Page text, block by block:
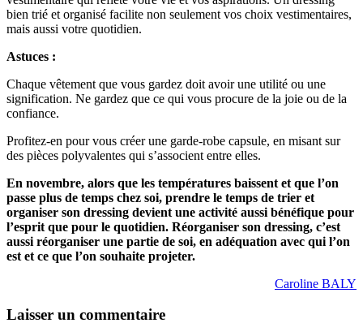
bien trié et organisé facilite non seulement vos choix vestimentaires,
mais aussi votre quotidien.
Astuces :
Chaque vêtement que vous gardez doit avoir une utilité ou une
signification. Ne gardez que ce qui vous procure de la joie ou de la
confiance.
Profitez-en pour vous créer une garde-robe capsule, en misant sur
des pièces polyvalentes qui s’associent entre elles.
En novembre, alors que les températures baissent et que l’on
passe plus de temps chez soi, prendre le temps de trier et
organiser son dressing devient une activité aussi bénéfique pour
l’esprit que pour le quotidien. Réorganiser son dressing, c’est
aussi réorganiser une partie de soi, en adéquation avec qui l’on
est et ce que l’on souhaite projeter.
Caroline BALY
Laisser un commentaire